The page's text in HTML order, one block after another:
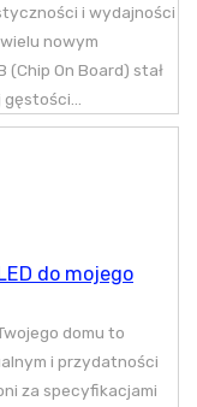
i wydajności
nowym
(Chip On Board) stał
do mojego
domu to
i przydatności
za specyfikacjami